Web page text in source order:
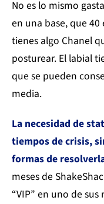
No es lo mismo
en una base, que
tienes algo Chanel
posturear. El labial
que se pueden
media.
La necesidad de
tiempos de crisis,
formas de
meses de
“VIP” en uno de